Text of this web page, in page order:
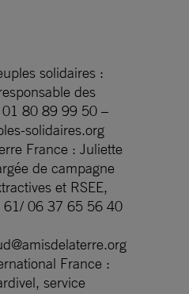
solidaires :
des
80 89 99 50 –
solidaires.org
France : Juliette
de campagne
et RSEE,
06 37 65 56 40
France :
service